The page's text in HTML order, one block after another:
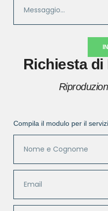
Richiesta di
Compila il modulo per il